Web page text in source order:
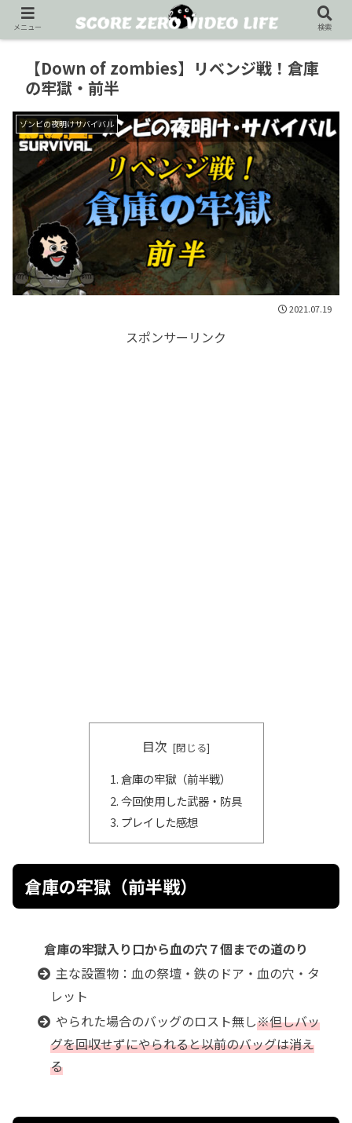
【Down of zombies】リベンジ戦！倉庫
の牢獄・前半
ゾンビの夜明けサバイバル
2021.07.19
スポンサーリンク
目次
倉庫の牢獄（前半戦）
今回使用した武器・防具
プレイした感想
倉庫の牢獄（前半戦）
倉庫の牢獄入り口から血の穴７個までの道のり
主な設置物：血の祭壇・鉄のドア・血の穴・タ
レット
やられた場合のバッグのロスト無し※但しバッ
グを回収せずにやられると以前のバッグは消え
る
メニュー 検索